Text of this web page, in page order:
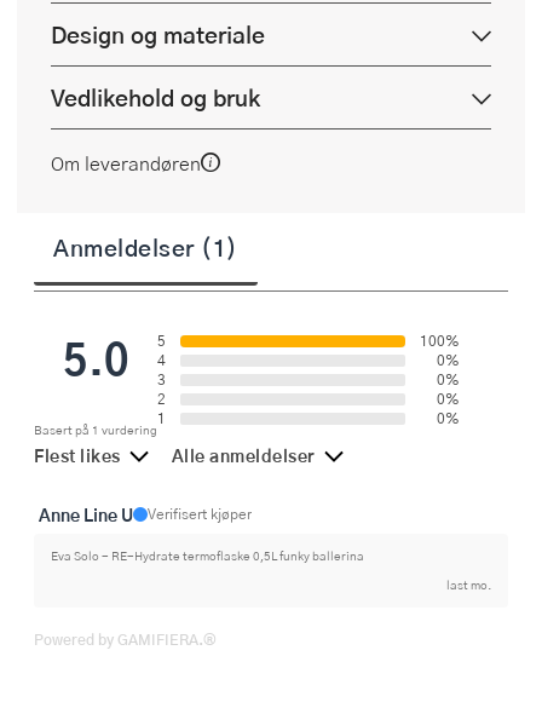
Design og materiale
Vedlikehold og bruk
Om leverandøren
Anmeldelser (1)
5.0
Basert på 1 vurdering
5
100%
4
0%
3
0%
2
0%
1
0%
Flest likes Alle anmeldelser
Anne Line U Verifisert kjøper
Eva Solo - RE-Hydrate termoflaske 0,5L funky ballerina
last mo.
Powered by GAMIFIERA.®